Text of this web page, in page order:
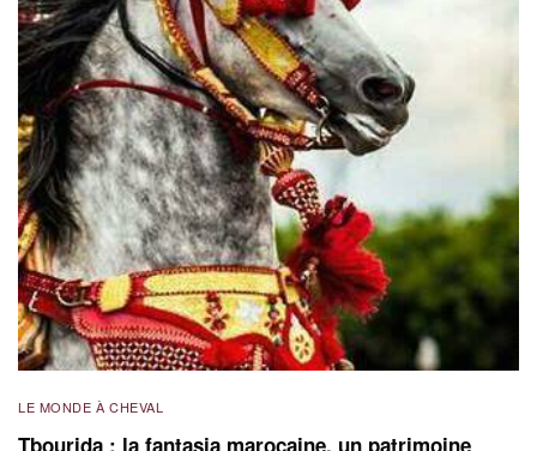
LE MONDE À CHEVAL
Tbourida : la fantasia marocaine, un patrimoine